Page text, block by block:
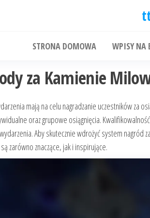
STRONA DOMOWA WPISY NA
za Kamienie
mają na celu nagradzanie uczestników za
oraz grupowe osiągnięcia.
Aby skutecznie wdrożyć system nagród
zarówno znaczące, jak i inspirujące.